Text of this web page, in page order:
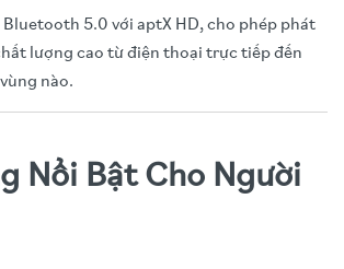
Bluetooth 5.0 với aptX HD, cho phép phát
lượng cao từ điện thoại trực tiếp đến
nào.
Nổi Bật Cho Người